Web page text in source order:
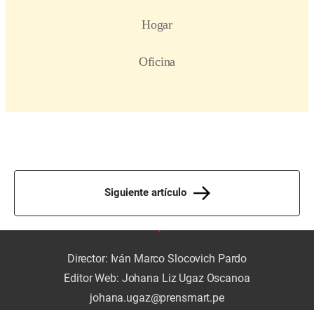
Siguiente artículo
Director: Iván Marco Slocovich Pardo
Editor Web: Johana Liz Ugaz Oscanoa
johana.ugaz@prensmart.pe